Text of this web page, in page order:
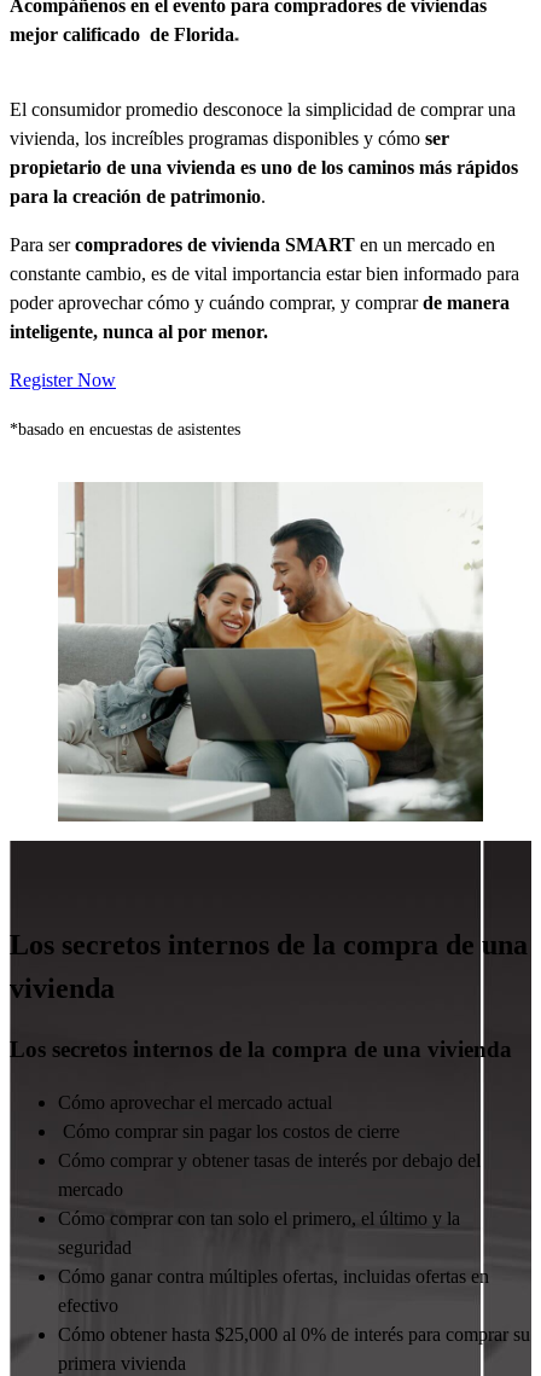
Acompáñenos en el evento para compradores de viviendas
mejor calificado de Florida*
El consumidor promedio desconoce la simplicidad de comprar una
vivienda, los increíbles programas disponibles y cómo ser
propietario de una vivienda es uno de los caminos más rápidos
para la creación de patrimonio.
Para sercompradores de vivienda SMART en un mercado en
constante cambio, es de vital importancia estar bien informado para
poder aprovechar cómo y cuándo comprar, y comprarde manera
inteligente, nunca al por menor.
Register Now
*basado en encuestas de asistentes
Los secretos internos de la compra de una
vivienda
Los secretos internos de la compra de una vivienda
Cómo aprovechar el mercado actual
Cómo comprar sin pagar los costos de cierre
Cómo comprar y obtener tasas de interés por debajo del
mercado
Cómo comprar con tan solo el primero, el último y la
seguridad
Cómo ganar contra múltiples ofertas, incluidas ofertas en
efectivo
Cómo obtener hasta $25,000 al 0% de interés para comprar su
primera vivienda